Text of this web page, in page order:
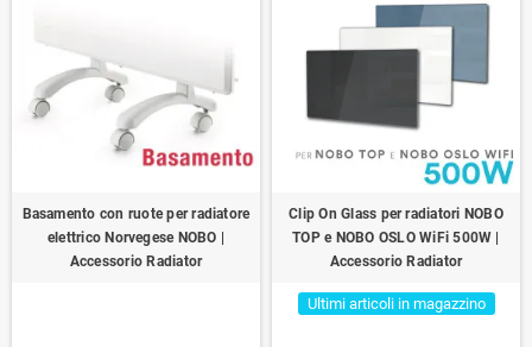
Basamento con ruote per radiatore
elettrico Norvegese NOBO |
Accessorio Radiator
Clip On Glass per radiatori NOBO
TOP e NOBO OSLO WiFi 500W |
Accessorio Radiator
Ultimi articoli in magazzino